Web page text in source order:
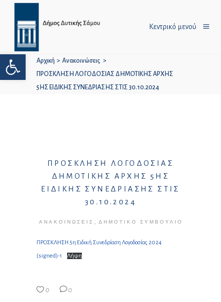
Ανοίξτε τη γραμμή εργαλείων
Κεντρικό μενού
Αρχική > Ανακοινώσεις >
ΠΡΟΣΚΛΗΣΗ ΛΟΓΟΔΟΣΙΑΣ ΔΗΜΟΤΙΚΗΣ ΑΡΧΗΣ
5ΗΣ ΕΙΔΙΚΗΣ ΣΥΝΕΔΡΙΑΣΗΣ ΣΤΙΣ 30.10.2024
ΠΡΟΣΚΛΗΣΗ ΛΟΓΟΔΟΣΙΑΣ
ΔΗΜΟΤΙΚΗΣ ΑΡΧΗΣ 5ΗΣ
ΕΙΔΙΚΗΣ ΣΥΝΕΔΡΙΑΣΗΣ ΣΤΙΣ
30.10.2024
ΑΝΑΚΟΙΝΏΣΕΙΣ ΔΗΜΟΤΙΚΌ ΣΥΜΒΟΎΛΙΟ
ΠΡΟΣΚΛΗΣΗ 5η Ειδική Συνεδρίαση Λογοδοσίας 2024
(signed)-1 Λήψη
0 0